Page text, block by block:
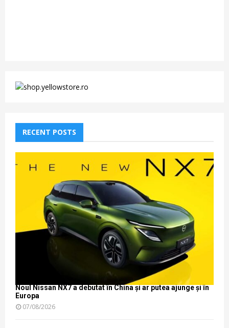
RECENT POSTS
Noul Nissan NX7 a debutat în China și ar putea ajunge și în
Europa
07/08/2026